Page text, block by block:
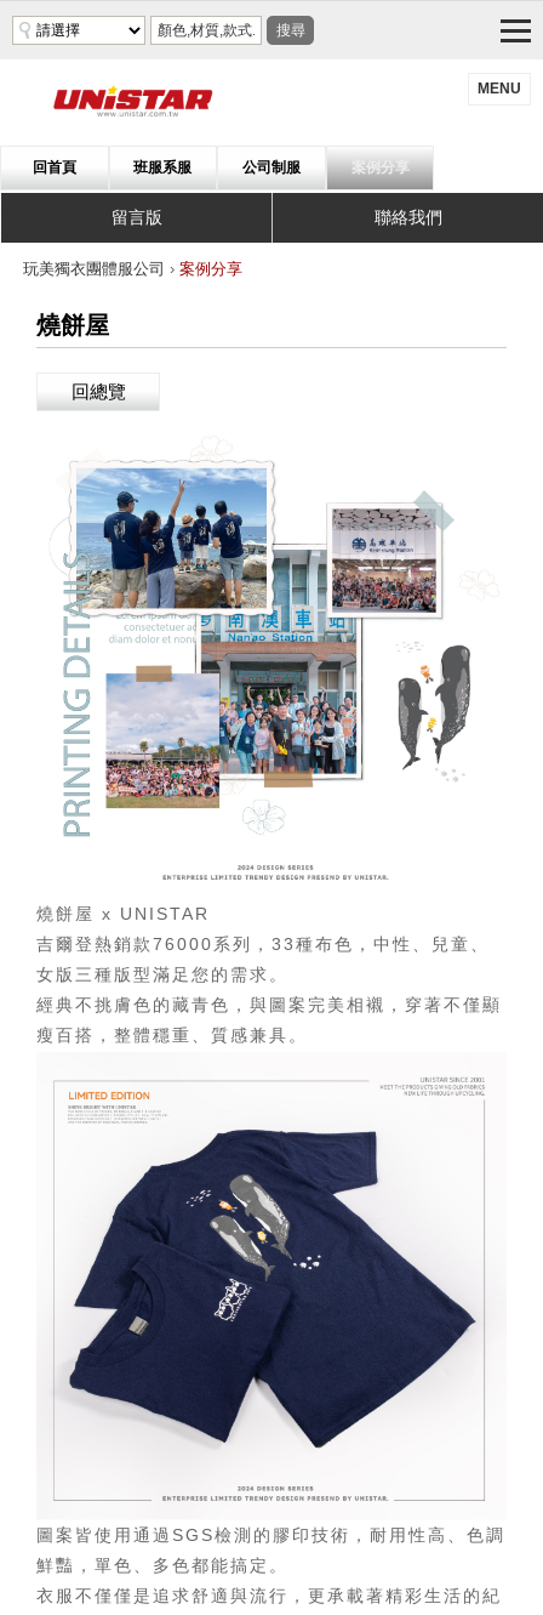
MENU
回首頁 班服系服 公司制服 案例分享
留言版 聯絡我們
搜尋
玩美獨衣團體服公司 › 案例分享
燒餅屋
回總覽
燒餅屋 x UNISTAR
吉爾登熱銷款76000系列，33種布色，中性、兒童、
女版三種版型滿足您的需求。
經典不挑膚色的藏青色，與圖案完美相襯，穿著不僅顯
瘦百搭，整體穩重、質感兼具。
圖案皆使用通過SGS檢測的膠印技術，耐用性高、色調
鮮豔，單色、多色都能搞定。
衣服不僅僅是追求舒適與流行，更承載著精彩生活的紀